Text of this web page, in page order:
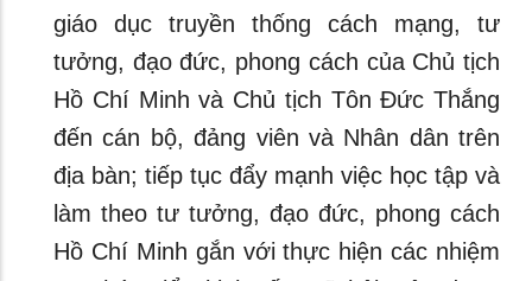
giáo dục truyền thống cách mạng, tư
tưởng, đạo đức, phong cách của Chủ tịch
Hồ Chí Minh và Chủ tịch Tôn Đức Thắng
đến cán bộ, đảng viên và Nhân dân trên
địa bàn; tiếp tục đẩy mạnh việc học tập và
làm theo tư tưởng, đạo đức, phong cách
Hồ Chí Minh gắn với thực hiện các nhiệm